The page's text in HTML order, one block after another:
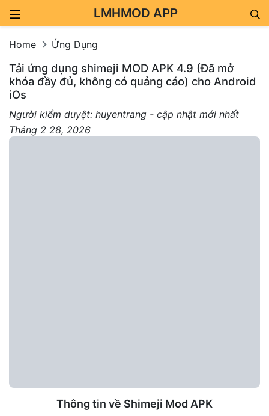
LMHMOD APP
Home Ứng Dụng
Tải ứng dụng shimeji MOD APK 4.9 (Đã mở
khóa đầy đủ, không có quảng cáo) cho Android
iOs
Người kiểm duyệt: huyentrang - cập nhật mới nhất
Tháng 2 28, 2026
Thông tin về Shimeji Mod APK